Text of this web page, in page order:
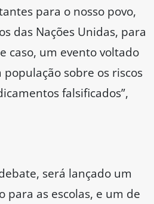
para o nosso povo,
das Nações Unidas, para
caso, um evento voltado
sobre os riscos
falsificados”,
será lançado um
para as escolas, e um de